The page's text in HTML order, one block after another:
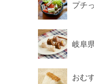
プチ
岐阜
おむ